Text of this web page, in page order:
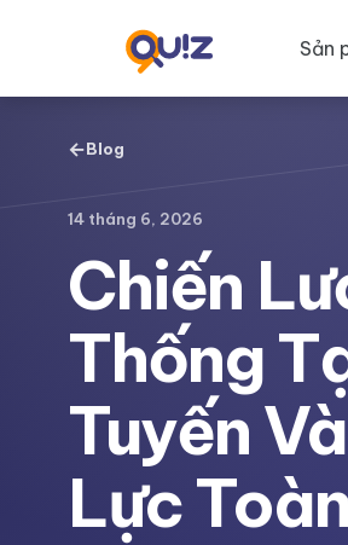
Sản
←Blog
14 tháng 6, 2026
Chiến
Thống
Tuyến
Lực